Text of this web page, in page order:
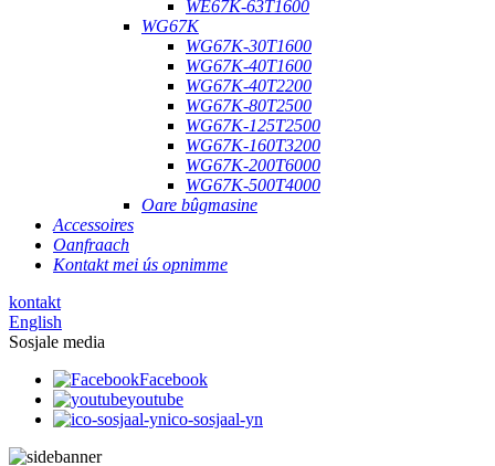
WE67K-63T1600
WG67K
WG67K-30T1600
WG67K-40T1600
WG67K-40T2200
WG67K-80T2500
WG67K-125T2500
WG67K-160T3200
WG67K-200T6000
WG67K-500T4000
Oare bûgmasine
Accessoires
Oanfraach
Kontakt mei ús opnimme
kontakt
English
Sosjale media
Facebook
youtube
ico-sosjaal-yn